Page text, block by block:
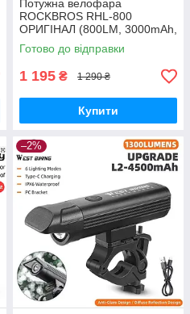
Потужна велофара
ROCKBROS RHL-800
ОРИГІНАЛ (800LM, 3000mAh,
USB-C, IPX6, 5 Mode)
Готово до відправки
1 195 ₴ 1 290 ₴
Купити
–2%